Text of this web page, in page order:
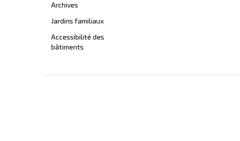
Archives
Jardins familiaux
Accessibilité des
bâtiments